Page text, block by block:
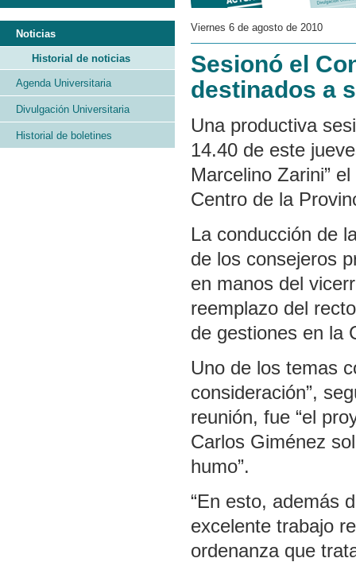
Viernes 6 de agosto de 2010
Sesionó el
destinados a
Una productiva
14.40 de este
Marcelino Zarini”
Centro de la
La conducción de
de los consejeros
en manos del
reemplazo del
de gestiones en la
Uno de los temas
consideración”,
reunión, fue “el
Carlos Giménez
humo”.
“En esto, además
excelente trabajo
ordenanza que
Noticias
Historial de noticias
Agenda Universitaria
Divulgación Universitaria
Historial de boletines